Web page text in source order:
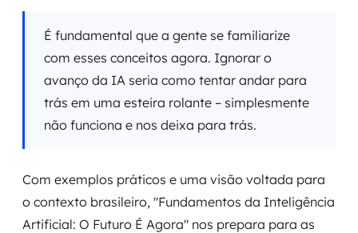
É fundamental que a gente se familiarize
com esses conceitos agora. Ignorar o
avanço da IA seria como tentar andar para
trás em uma esteira rolante – simplesmente
não funciona e nos deixa para trás.
Com exemplos práticos e uma visão voltada para
o contexto brasileiro, "Fundamentos da Inteligência
Artificial: O Futuro É Agora" nos prepara para as